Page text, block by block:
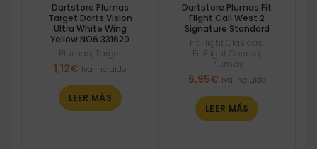
Dartstore Plumas
Target Darts Vision
Ultra White Wing
Yellow NO6 331620
Plumas Target
1,12€ Iva incluido
LEER MÁS
Dartstore Plumas Fit
Flight Cali West 2
Signature Standard
Fit Flight Clasicas
Fit Flight Cosmo
Plumas
6,95€ Iva incluido
LEER MÁS